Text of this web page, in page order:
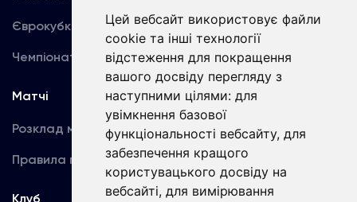
Цей вебсайт використовує файли
cookie та інші технології
відстеження для покращення
вашого досвіду перегляду з
наступними цілями: для
увімкнення базової
функціональності вебсайту, для
забезпечення кращого
користувацького досвіду на
вебсайті, для вимірювання
Єврокубки
Чемпіонат України
Фотогалерея
Акредитація
Матчі
Розклад матчів
Правила поведінки
Команда
Перша команда
U19
Клуб